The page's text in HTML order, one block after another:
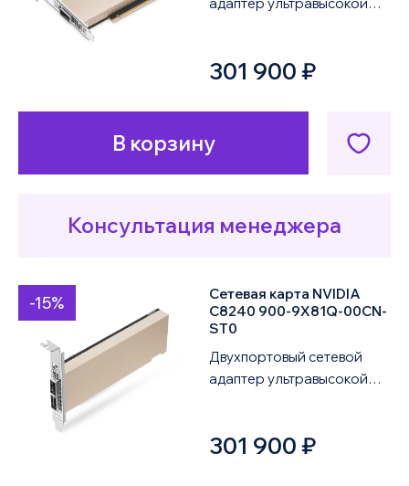
адаптер ультравысокой
SuperNIC C8180 900-
301 900 ₽
В корзину
Консультация менеджера
-15%
Сетевая карта NVIDIA
C8240 900-9X81Q-00CN-
ST0
Двухпортовый сетевой
адаптер ультравысокой
ConnectX-8 SuperNIC...
301 900 ₽